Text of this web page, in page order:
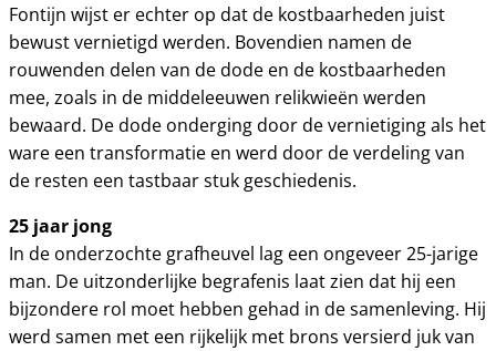
Fontijn wijst er echter op dat de kostbaarheden juist
bewust vernietigd werden. Bovendien namen de
rouwenden delen van de dode en de kostbaarheden
mee, zoals in de middeleeuwen relikwieën werden
bewaard. De dode onderging door de vernietiging als het
ware een transformatie en werd door de verdeling van
de resten een tastbaar stuk geschiedenis.
25 jaar jong
In de onderzochte grafheuvel lag een ongeveer 25-jarige
man. De uitzonderlijke begrafenis laat zien dat hij een
bijzondere rol moet hebben gehad in de samenleving. Hij
werd samen met een rijkelijk met brons versierd juk van